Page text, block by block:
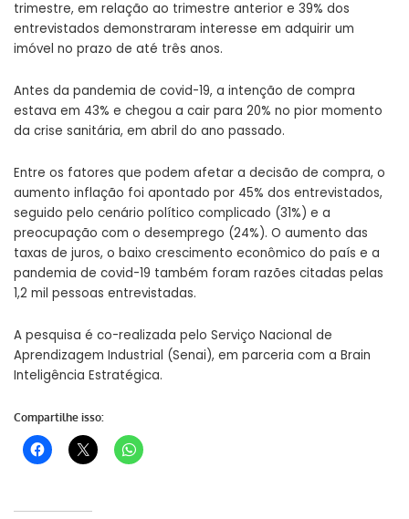
trimestre, em relação ao trimestre anterior e 39% dos
entrevistados demonstraram interesse em adquirir um
imóvel no prazo de até três anos.
Antes da pandemia de covid-19, a intenção de compra
estava em 43% e chegou a cair para 20% no pior momento
da crise sanitária, em abril do ano passado.
Entre os fatores que podem afetar a decisão de compra, o
aumento inflação foi apontado por 45% dos entrevistados,
seguido pelo cenário político complicado (31%) e a
preocupação com o desemprego (24%). O aumento das
taxas de juros, o baixo crescimento econômico do país e a
pandemia de covid-19 também foram razões citadas pelas
1,2 mil pessoas entrevistadas.
A pesquisa é co-realizada pelo Serviço Nacional de
Aprendizagem Industrial (Senai), em parceria com a Brain
Inteligência Estratégica.
Compartilhe isso: